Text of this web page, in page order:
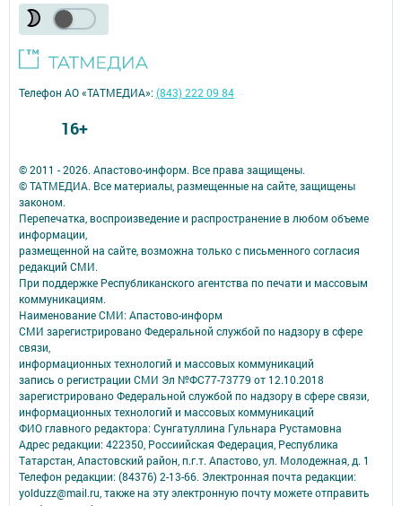
© 2011 - 2026. Апастово-информ. Все права защищены.
© ТАТМЕДИА. Все материалы, размещенные на сайте, защищены
законом.
Перепечатка, воспроизведение и распространение в любом объеме
информации,
размещенной на сайте, возможна только с письменного согласия
редакций СМИ.
При поддержке Республиканского агентства по печати и массовым
коммуникациям.
Наименование СМИ: Апастово-информ
СМИ зарегистрировано Федеральной службой по надзору в сфере
связи,
информационных технологий и массовых коммуникаций
запись о регистрации СМИ Эл №ФС77-73779 от 12.10.2018
зарегистрировано Федеральной службой по надзору в сфере связи,
информационных технологий и массовых коммуникаций
ФИО главного редактора: Сунгатуллина Гульнара Рустамовна
Адрес редакции: 422350, Россиийская Федерация, Республика
Татарстан, Апастовский район, п.г.т. Апастово, ул. Молодежная, д. 1
Телефон редакции: (84376) 2-13-66. Электронная почта редакции:
yolduzz@mail.ru, также на эту электронную почту можете отправить
Телефон АО «ТАТМЕДИА»:(843) 222 09 84
16+